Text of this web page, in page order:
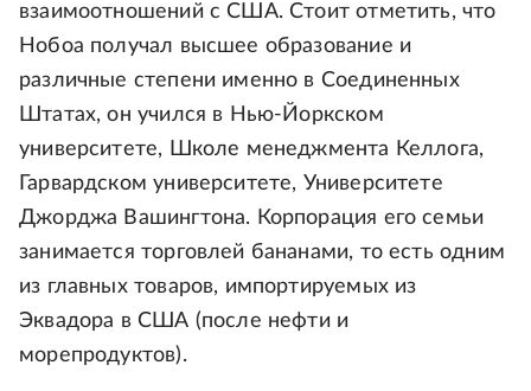
взаимоотношений с США. Стоит отметить, что
Нобоа получал высшее образование и
различные степени именно в Соединенных
Штатах, он учился в Нью-Йоркском
университете, Школе менеджмента Келлога,
Гарвардском университете, Университете
Джорджа Вашингтона. Корпорация его семьи
занимается торговлей бананами, то есть одним
из главных товаров, импортируемых из
Эквадора в США (после нефти и
морепродуктов).